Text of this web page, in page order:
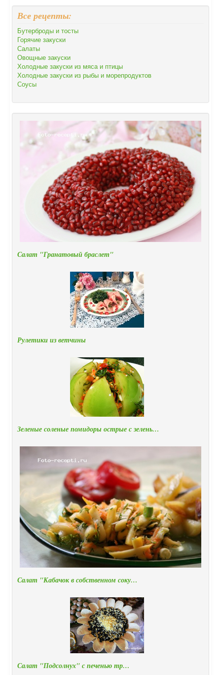
Все рецепты:
Бутерброды и тосты
Горячие закуски
Салаты
Овощные закуски
Холодные закуски из мяса и птицы
Холодные закуски из рыбы и морепродуктов
Соусы
Салат "Гранатовый браслет"
Рулетики из ветчины
Зеленые соленые помидоры острые с зелень…
Салат "Кабачок в собственном соку…
Салат "Подсолнух" с печенью тр…